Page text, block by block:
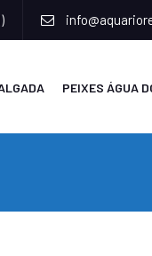
PEIXES ÁGUA